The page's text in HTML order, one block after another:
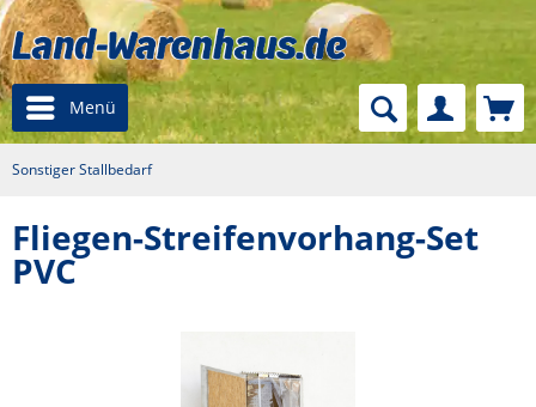
Menü
Sonstiger Stallbedarf
Fliegen-Streifenvorhang-Set
PVC